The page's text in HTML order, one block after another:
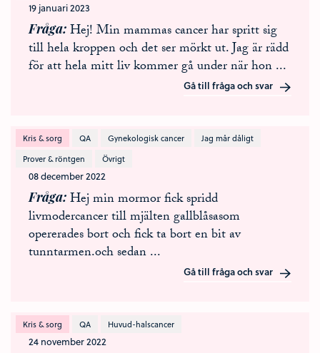
19 januari 2023
Fråga Hej! Min mammas cancer har spritt sig
till hela kroppen och det ser mörkt ut. Jag är rädd
för att hela mitt liv kommer gå under när hon...
Gå till fråga och svar
QA Gynekologisk cancer Jag mår dåligt
Kris & sorg
Prover & röntgen
Övrigt
08 december 2022
Fråga Hej min mormor fick spridd
livmodercancer till mjälten gallblåsasom
opererades bort och fick ta bort en bit av
tunntarmen.och sedan...
Gå till fråga och svar
QA Huvud-halscancer
Kris & sorg
24 november 2022